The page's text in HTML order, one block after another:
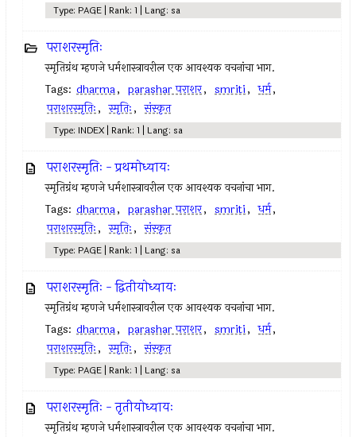
Type: PAGE | Rank: 1 | Lang: sa
पराशरस्मृतिः
स्मृतिग्रंथ म्हणजे धर्मशास्त्रावरील एक आवश्यक वचनांचा भाग.
Tags: dharma, parashar पराशर, smriti, धर्म,
पराशरस्मृतिः, स्मृतिः, संस्कृत
Type: INDEX | Rank: 1 | Lang: sa
पराशरस्मृतिः - प्रथमोध्यायः
स्मृतिग्रंथ म्हणजे धर्मशास्त्रावरील एक आवश्यक वचनांचा भाग.
Tags: dharma, parashar पराशर, smriti, धर्म,
पराशरस्मृतिः, स्मृतिः, संस्कृत
Type: PAGE | Rank: 1 | Lang: sa
पराशरस्मृतिः - द्वितीयोध्यायः
स्मृतिग्रंथ म्हणजे धर्मशास्त्रावरील एक आवश्यक वचनांचा भाग.
Tags: dharma, parashar पराशर, smriti, धर्म,
पराशरस्मृतिः, स्मृतिः, संस्कृत
Type: PAGE | Rank: 1 | Lang: sa
पराशरस्मृतिः - तृतीयोध्यायः
स्मृतिग्रंथ म्हणजे धर्मशास्त्रावरील एक आवश्यक वचनांचा भाग.